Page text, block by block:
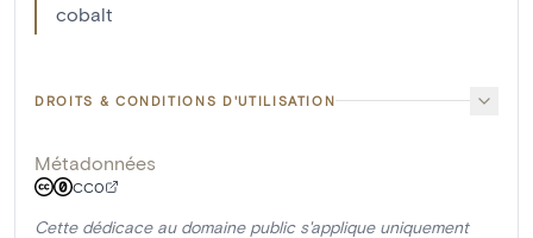
cobalt
DROITS & CONDITIONS D'UTILISATION
Métadonnées
CC0
Cette dédicace au domaine public s'applique uniquement